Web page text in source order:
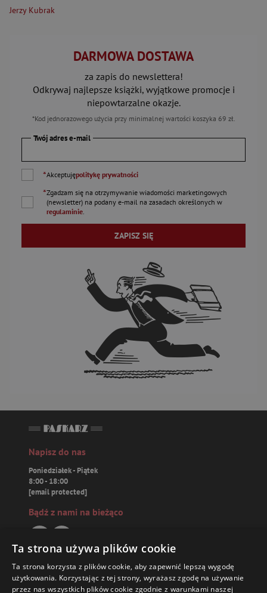
Jerzy Kubrak
DARMOWA DOSTAWA
za zapis do newslettera!
Odkrywaj najlepsze książki, wyjątkowe promocje i
niepowtarzalne okazje.
*Kod jednorazowego użycia przy minimalnej wartości koszyka 69 zł.
Twój adres e-mail
*Akceptujępolitykę prywatności
*Zgadzam się na otrzymywanie wiadomości marketingowych
(newsletter) na podany e-mail na zasadach określonych w
regulaminie.
ZAPISZ SIĘ
Napisz do nas
Poniedziałek - Piątek
8:00 - 18:00
[email protected]
Bądź z nami na bieżąco
Paskarz.pl
Ta strona używa plików cookie
Ta strona korzysta z plików cookie, aby zapewnić lepszą wygodę
użytkowania. Korzystając z tej strony, wyrażasz zgodę na używanie
przez nas wszystkich plików cookie zgodnie z warunkami naszej